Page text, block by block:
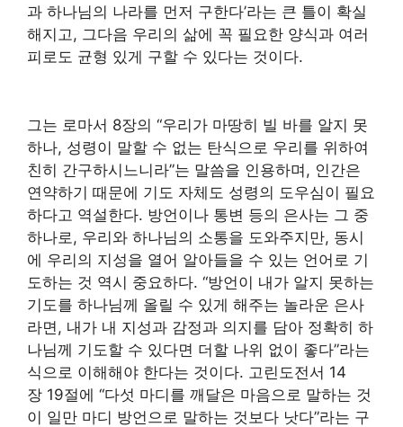
과 하나님의 나라를 먼저 구한다’라는 큰 틀이 확실
해지고, 그다음 우리의 삶에 꼭 필요한 양식과 여러
피로도 균형 있게 구할 수 있다는 것이다.
그는 로마서 8장의 “우리가 마땅히 빌 바를 알지 못
하나, 성령이 말할 수 없는 탄식으로 우리를 위하여
친히 간구하시느니라”는 말씀을 인용하며, 인간은
연약하기 때문에 기도 자체도 성령의 도우심이 필요
하다고 역설한다. 방언이나 통변 등의 은사는 그 중
하나로, 우리와 하나님의 소통을 도와주지만, 동시
에 우리의 지성을 열어 알아들을 수 있는 언어로 기
도하는 것 역시 중요하다. “방언이 내가 알지 못하는
기도를 하나님께 올릴 수 있게 해주는 놀라운 은사
라면, 내가 내 지성과 감정과 의지를 담아 정확히 하
나님께 기도할 수 있다면 더할 나위 없이 좋다”라는
식으로 이해해야 한다는 것이다. 고린도전서 14
장 19절에 “다섯 마디를 깨달은 마음으로 말하는 것
이 일만 마디 방언으로 말하는 것보다 낫다”라는 구